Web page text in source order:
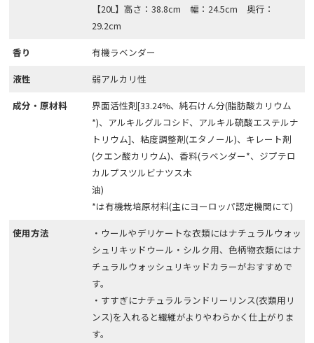
【20L】高さ：38.8cm 幅：24.5cm 奥行：
29.2cm
香り
有機ラベンダー
液性
弱アルカリ性
成分・原材料
界面活性剤[33.24%、純石けん分(脂肪酸カリウム
*)、アルキルグルコシド、アルキル硫酸エステルナ
トリウム]、粘度調整剤(エタノール)、キレート剤
(クエン酸カリウム)、香料(ラベンダー*、ジプテロ
カルプスツルビナツス木
油)
*は有機栽培原材料(主にヨーロッパ認定機関にて)
使用方法
・ウールやデリケートな衣類にはナチュラルウォッ
シュリキッドウール・シルク用、色柄物衣類にはナ
チュラルウォッシュリキッドカラーがおすすめで
す。
・すすぎにナチュラルランドリーリンス(衣類用リ
ンス)を入れると繊維がよりやわらかく仕上がりま
す。